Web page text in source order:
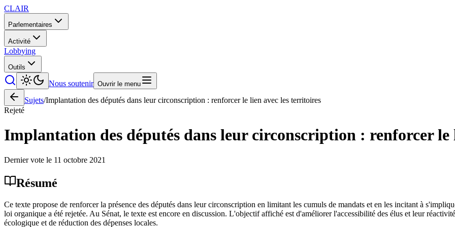
CLAIR
Parlementaires
Activité
Lobbying
Outils
Nous soutenir Ouvrir le menu
Sujets/Implantation des députés dans leur circonscription : renforcer le lien avec les territoires
Rejeté
Implantation des députés dans leur circonscription : renforcer le
Dernier vote le 11 octobre 2021
Résumé
Ce texte propose de renforcer la présence des députés dans leur circonscription en limitant les cumuls de mandats et en les incitant à
loi organique a été rejetée. Au Sénat, le texte est encore en discussion. L'objectif affiché est d'améliorer l'accessibilité des élus et leur
écologique et de réduction des dépenses locales.